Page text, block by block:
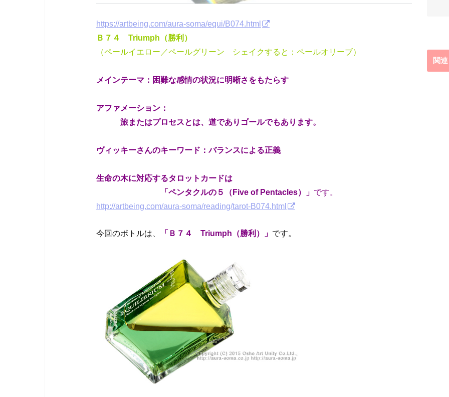
https://artbeing.com/aura-soma/equi/B074.html
Ｂ７４ Triumph（勝利）
（ペールイエロー／ペールグリーン シェイクすると：ペールオリーブ）
メインテーマ：困難な感情の状況に明晰さをもたらす
アファメーション：
旅またはプロセスとは、道でありゴールでもあります。
ヴィッキーさんのキーワード：バランスによる正義
生命の木に対応するタロットカードは
「ペンタクルの５（Five of Pentacles）」 です。
http://artbeing.com/aura-soma/reading/tarot-B074.html
今回のボトルは、 「Ｂ７４ Triumph（勝利）」 です。
関